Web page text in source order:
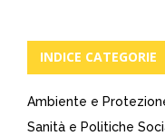
INDICE CATEGORIE
Ambiente e
Sanità e Politiche